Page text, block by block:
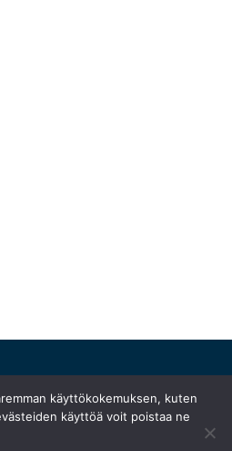
käyttökokemuksen, kuten
käyttöä voit poistaa ne